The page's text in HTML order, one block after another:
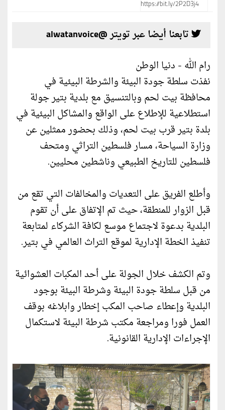
تابعنا أيضا عبر تويتر @alwatanvoice
رام الله - دنيا الوطن
نفذت سلطة جودة البيئة والشرطة البيئية في
محافظة بيت لحم وبالتنسيق مع بلدية بتير جولة
استطلاعية للإطلاع على الواقع والمشاكل البيئية في
بلدة بتير قرب بيت لحم، وذلك بحضور ممثلين عن
وزارة السياحة، مسار فلسطين التراثي ومتحف
فلسطين للتاريخ الطبيعي وناشطين محليين.
وأطلع الفريق على التعديات والمخالفات التي تقع من
قبل الزوار للمنطقة، حيث تم الإتفاق على أن تقوم
البلدية بدعوة لاجتماع موسع لكافة الشركاء لمتابعة
تنفيذ الخطة الإدارية لموقع التراث العالمي في بتير.
وتم الكشف خلال الجولة على أحد المكبات العشوائية
من قبل سلطة جودة البيئة وشرطة البيئة بوجود
البلدية وإعطاء صاحب المكب إخطار وابلاغه بوقف
العمل فورا ومراجعة مكتب شرطة البيئة لاستكمال
الإجراءات الإدارية القانونية.